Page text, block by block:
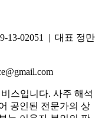
13-02051 | 대표 정만
스입니다. 사주 해석
공인된 전문가의 상